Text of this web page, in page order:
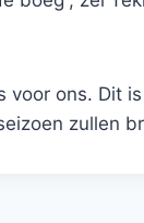
voor ons. Dit
zullen